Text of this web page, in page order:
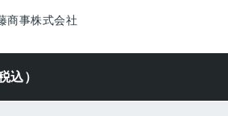
商事株式会社
込）